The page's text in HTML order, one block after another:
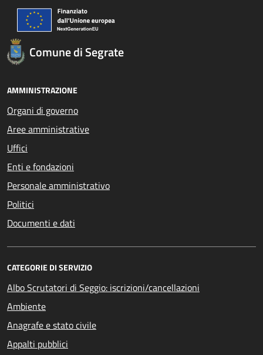
Comune di Segrate
AMMINISTRAZIONE
Organi di governo
Aree amministrative
Uffici
Enti e fondazioni
Personale amministrativo
Politici
Documenti e dati
CATEGORIE DI SERVIZIO
Albo Scrutatori di Seggio: iscrizioni/cancellazioni
Ambiente
Anagrafe e stato civile
Appalti pubblici